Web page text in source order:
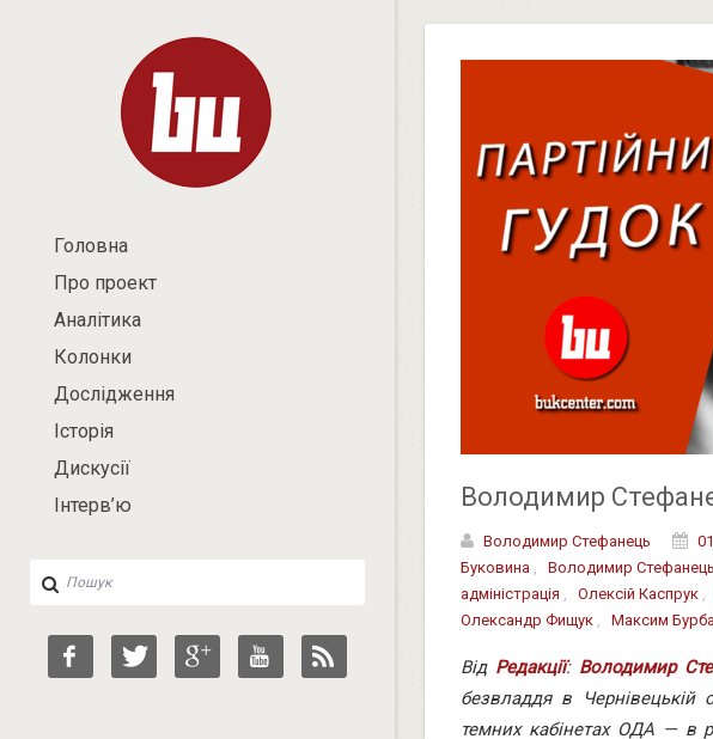
Головна
Про проект
Аналітика
Колонки
Дослідження
Історія
Дискусії
Інтерв’ю
Володимир
Володимир Стефанець
Буковина , Володимир Стефанець
адміністрація , Олексій Каспрук ,
Олександр Фищук , Максим
Від Редакції: Володимир
безвладдя в Чернівецькій
темних кабінетах ОДА — в